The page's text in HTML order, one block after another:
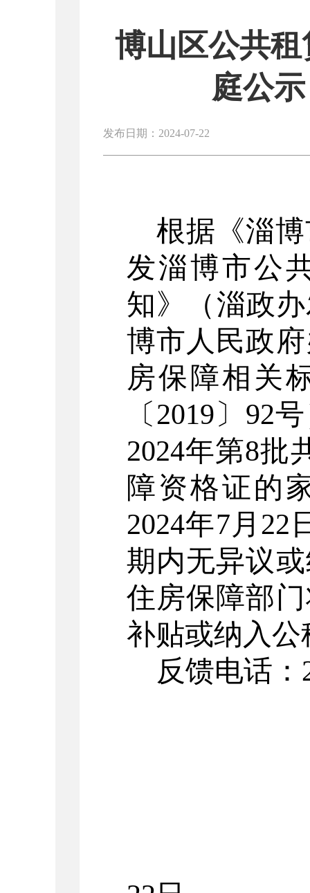
博山区公共
庭公
发布日期：2024-07-22
根据《淄
发淄博市公
知》（淄政
博市人民政
房保障相关
〔2019〕92
2024年第8批
障资格证的
2024年7月22
期内无异议
住房保障部
补贴或纳入
反馈电话：